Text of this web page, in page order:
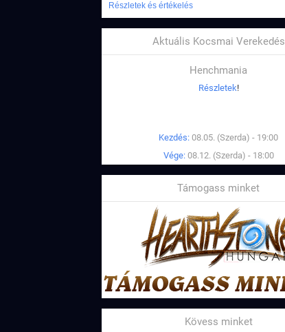
Részletek és értékelés
Aktuális Kocsmai Verekedés
Henchmania
Részletek!
Kezdés: 08.05. (Szerda) - 19:00
Vége: 08.12. (Szerda) - 18:00
Támogass minket
Kövess minket